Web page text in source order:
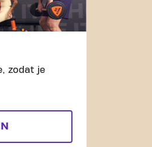
zodat je